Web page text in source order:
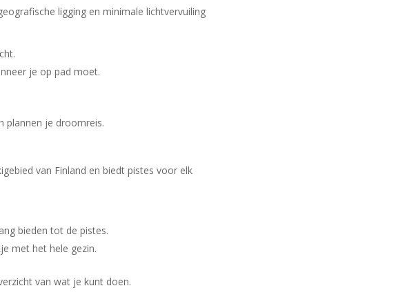
ligging en minimale lichtvervuiling
je op pad moet.
plannen je droomreis.
van Finland en biedt pistes voor elk
bieden tot de pistes.
met het hele gezin.
van wat je kunt doen.